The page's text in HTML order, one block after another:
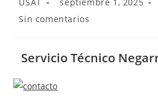
la
la
Comentarios
entrada:
Sin comentarios
Servicio Técnico